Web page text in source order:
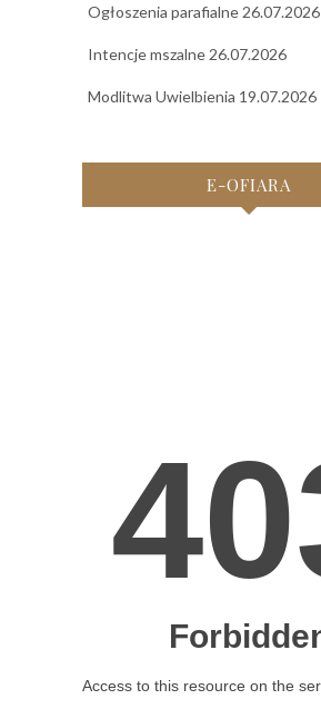
Ogłoszenia parafialne 26.07.2026
Intencje mszalne 26.07.2026
Modlitwa Uwielbienia 19.07.2026
E-OFIARA